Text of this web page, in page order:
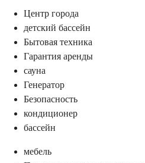
Центр города
детский бассейн
Бытовая техника
Гарантия аренды
сауна
Генератор
Безопасность
кондиционер
бассейн
мебель